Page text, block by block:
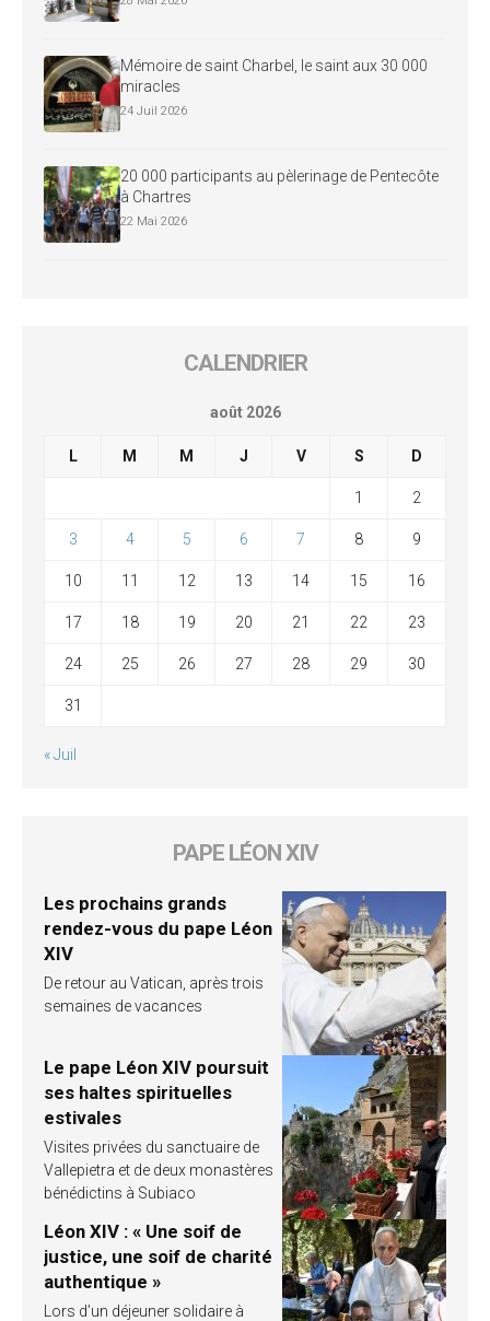
Mémoire de saint Charbel, le saint aux 30 000
miracles
24 Juil 2026
20 000 participants au pèlerinage de Pentecôte
à Chartres
22 Mai 2026
CALENDRIER
août 2026
L M M J V S D
1 2
3 4 5 6 7 8 9
10 11 12 13 14 15 16
17 18 19 20 21 22 23
24 25 26 27 28 29 30
31
« Juil
PAPE LÉON XIV
Les prochains grands
rendez-vous du pape Léon
XIV
De retour au Vatican, après trois
semaines de vacances
Le pape Léon XIV poursuit
ses haltes spirituelles
estivales
Visites privées du sanctuaire de
Vallepietra et de deux monastères
bénédictins à Subiaco
Léon XIV : « Une soif de
justice, une soif de charité
authentique »
Lors d’un déjeuner solidaire à